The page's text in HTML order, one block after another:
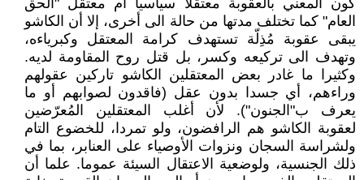
كون المعني بالعقوبة معتقلا سياسيا أم معتقل "الحق
العام" كما تختلف مدتها من حالة الى أخرى، إلا أن الكاشو
يبقى عقوبة مُذِلّة تستهدف كرامة المعتقل وكبرياءه،
وتهدف الى تركيعه وكسر، بل قتل روح المقاومة لديه.
وكثيرا ما غادر بعض المعتقلين الكاشو تاركين عقولهم
وراءهم، أي جسدا بدون عقل (فاقدون لصوابهم أو ما
يعرف ب"الجنون"). لأن أغلب المعتقلين المُعرّضين
لعقوبة الكاشو هم الرافضون، ولو تمردا، للخضوع التام
ولشراسة السجان ونزوات الأوصياء على العنابر، بما في
ذلك الجنسية، ولوضعية الاعتقال السيئة عموما. علما أن